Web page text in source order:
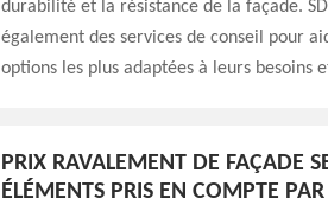
durabilité et la résistance de la façade.
également des services de conseil pour
options les plus adaptées à leurs besoins
PRIX RAVALEMENT DE FAÇADE
ÉLÉMENTS PRIS EN COMPTE